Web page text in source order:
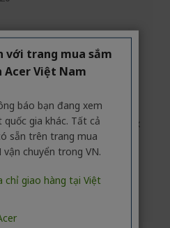
0.5W
x cao x dầy (cm) : 61.10 x
: 3.9
ngang x cao x dầy (cm) : -
(kg) : 3.3
với trang mua sắm
Việt Nam
báo bạn đang xem
gia khác. Tất cả
sẵn trên trang mua
vận chuyển trong VN.
chỉ giao hàng tại Việt